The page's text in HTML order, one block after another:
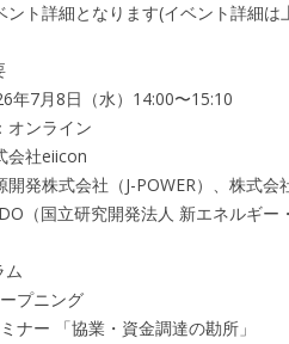
ント詳細となります(イベント詳細
年7月8日（水）14:00〜15:10
オンライン
会社eiicon
開発株式会社（J-POWER）、株式会
（国立研究開発法人 新エネルギー
ム
プニング
ナー 「協業・資金調達の勘所」